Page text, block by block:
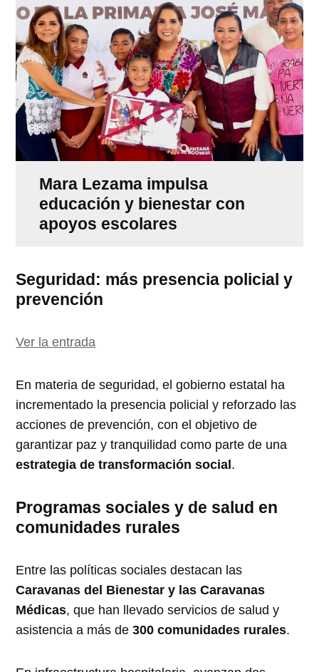
Mara Lezama impulsa
educación y bienestar con
apoyos escolares
Seguridad: más presencia policial y
prevención
Ver la entrada
En materia de seguridad, el gobierno estatal ha
incrementado la presencia policial y reforzado las
acciones de prevención, con el objetivo de
garantizar paz y tranquilidad como parte de una
estrategia de transformación social.
Programas sociales y de salud en
comunidades rurales
Entre las políticas sociales destacan las
Caravanas del Bienestar y las Caravanas
Médicas, que han llevado servicios de salud y
asistencia a más de300 comunidades rurales.